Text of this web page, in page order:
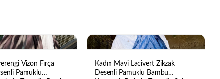
Vizon Fırça
Pamuklu
Kadın Mavi Lacivert Zikzak
Desenli Pamuklu Bambu